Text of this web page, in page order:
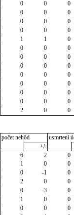
0 0
0
0 0
0
0 0
0
0 0
0
1 1
0
0 0
0
0 0
0
0 0
0
0 0
0
0 0
0
0 0
0
0 0
0
2 0 0
počet nehôd
usmrtení
+/-
6 2
0
1 0
0
0 -1
0
2 0
0
0 -3
0
1 0
0
0 0
0